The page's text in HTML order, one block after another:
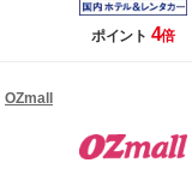
ポイント 4倍
OZmall